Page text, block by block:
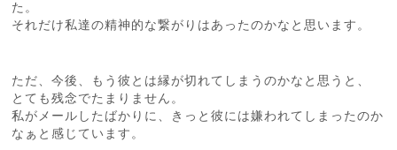
た。
それだけ私達の精神的な繋がりはあったのかなと思います。
ただ、今後、もう彼とは縁が切れてしまうのかなと思うと、
とても残念でたまりません。
私がメールしたばかりに、きっと彼には嫌われてしまったのか
なぁと感じています。